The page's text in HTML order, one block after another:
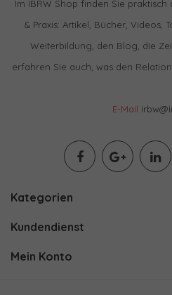
Im IBRW Shop finden Sie
& Praxis: Artikel, Bücher, Videos,
Weiterbildung, den Blog, die
erfahren Sie auch, was den
E-Mail
Kategorien
Kundendienst
Mein Konto